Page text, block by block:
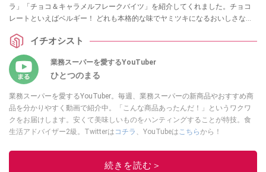
ラ」「チョコ＆キャラメルフレークバイツ」を紹介してくれました。チョコ
レートといえばベルギー！ どれも本格的な味でヤミツキになるおいしさなの
アップしていますので、ぜひ参考にしてみてくださいね。
イチオシスト
業務スーパーを愛するYouTuber
ひとつのまる
業務スーパーを愛するYouTuber。毎週、業務スーパーの新商品やおすすめ商
品を分かりやすく動画で紹介中。「こんな商品あったんだ！」というワクワ
クをお届けします。安くて美味しいものをハンティングすることが特技。食
生活アドバイザー2級。Twitterは コチラ 、YouTubeはこちらから！
このイチオシストの他の記事を読む
続きを読む＞